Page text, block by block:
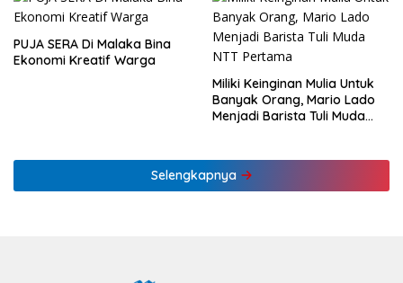
PUJA SERA Di Malaka Bina
Ekonomi Kreatif Warga
Miliki Keinginan Mulia Untuk
Banyak Orang, Mario Lado
Menjadi Barista Tuli Muda
Selengkapnya